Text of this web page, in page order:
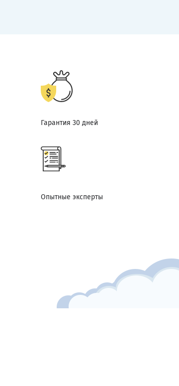
Гарантия 30 дней
Опытные эксперты